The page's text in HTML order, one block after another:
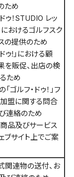
ため
ゥ！STUDIO レッ
におけるゴルフスク
の提供のため
ゥ!」における顧
を販促、出店の検
ため
ゴルフ・ドゥ！」フ
加盟に関する問合
連絡のため
商品及びサービス
ブサイト上でご案
関連物の送付、お